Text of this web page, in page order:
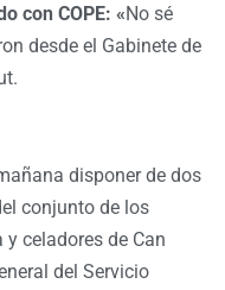
con COPE: «No sé
desde el Gabinete de
disponer de dos
conjunto de los
celadores de Can
del Servicio